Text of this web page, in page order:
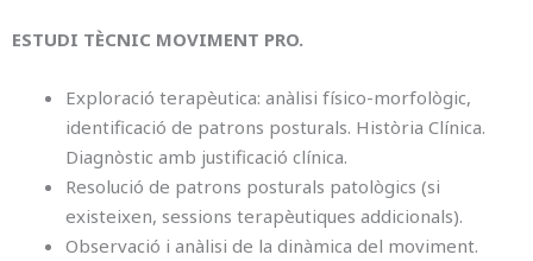
ESTUDI TÈCNIC MOVIMENT PRO.
Exploració terapèutica: anàlisi físico-morfològic,
identificació de patrons posturals. Història Clínica.
Diagnòstic amb justificació clínica.
⁠Resolució de patrons posturals patològics (si
existeixen, sessions terapèutiques addicionals).
⁠Observació i anàlisi de la dinàmica del moviment.